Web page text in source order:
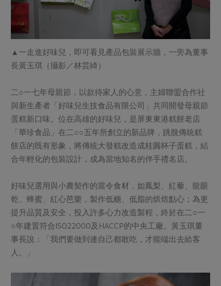
最新產品
素食專區
樂齡友善
養身食補
節慶大餐
高麗菜海鮮煎餅
典藏閱覽室
下載專區
地區活動
活動報下載
▲一走進好味兒，即可看見產品包裝展示牆，一旁為董事
長黃玉琪（攝影／林芸綺）
二○一七年母親節，以款待家人的心意，主婦聯盟合作社
與新生產者「好味兒生技食品有限公司」共同開發母親節
蛋糕新口味。位在高雄的好味兒，是屏東東港糕餅老店
「華珍食品」在二○○五年所創立的新品牌，跳脫傳統糕
餅店的既有形象，將傳統大發糕改造成桂圓杯子蛋糕，結
合年輕化的包裝設計，成為當地知名的伴手禮名店。
好味兒選用與小農契作的當令食材，如鳳梨、紅藜、龍眼
乾、蜂蜜、紅心芭樂，製作低糖、低脂的烘焙點心；為更
提升品質及安全，投入許多心力改造製程，終於在二○一
○年建置符合ISO22000及HACCP的中央工廠。黃玉琪董
事長說：「我們要做到連自己都敢吃，才能端出去給客
人。」